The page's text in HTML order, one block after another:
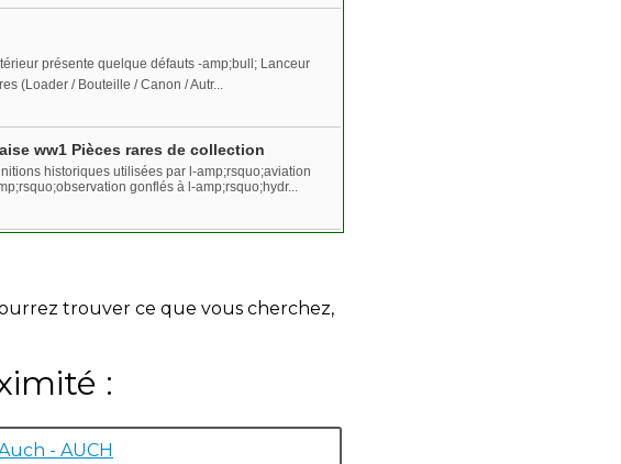
présente quelque défauts -amp;bull; Lanceur
(Loader / Bouteille / Canon / Autr...
ww1 Pièces rares de collection
historiques utilisées par l-amp;rsquo;aviation
gonflés à l-amp;rsquo;hydr...
trouver ce que vous cherchez,
:
- AUCH